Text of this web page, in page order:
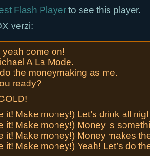
Flash Playerto see this player.
verzi:
yeah come on!
A La Mode.
do the moneymaking as me.
ready?
it! Make money!) Let’s drink all
it! Make money!) Money is
it! Make money!) Money makes
it! Make money!) Yeah! Let’s do